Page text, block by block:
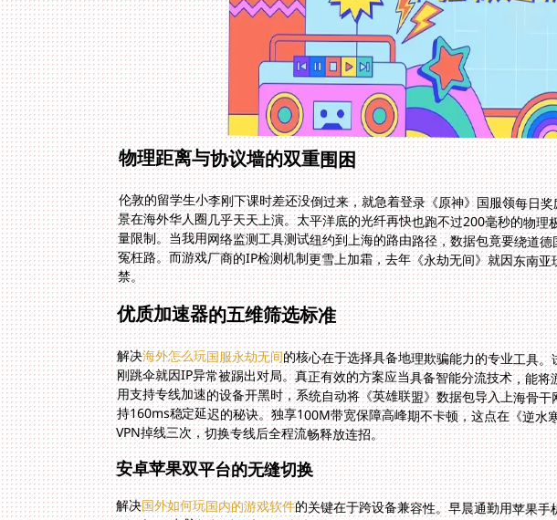
物理距离与协议墙的双重围困
伦敦的留学生小李刚下课时差还没倒过来，就急着登录《原神》国服领每日
景在海外华人圈几乎天天上演。太平洋底的光纤再快也跑不过200毫秒的物
量限制。当我用网络监测工具测试纽约到上海的路由路径，数据包竟要绕道
冤枉路。而游戏厂商的IP检测机制更雪上加霜，去年《永劫无间》就因东
禁。
优质加速器的五维筛选标准
解决海外怎么玩国服永劫无间的核心在于选择具备地理欺骗能力的专业工具
刚跳伞就因IP异常被踢出对局。真正有效的方案应当具备智能
用支持专线加速的设备开黑时，系统自动将《英雄联盟》数据
持160ms稳定延迟的秘诀。独享100M带宽保障高峰期不卡顿
VPN掉线三次，切换专线后全程流畅释放连招。
安卓苹果双平台的无缝切换
解决国外如何玩国内的游戏软件的关键在于跨设备兼容性。早晨通勤用苹果
Windows电脑打帮派副本，同个账号需要秒速切换终端。实测
《长月烬明》、安卓手机挂《梦幻西游》端游，全程后台加密保